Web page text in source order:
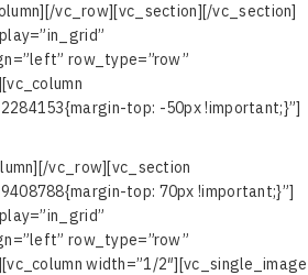
vc_row][vc_section][/vc_section]
row_type=”row”
top: -50px !important;}”]
vc_row][vc_section
top: 70px !important;}”]
row_type=”row”
width=”1/2″][vc_single_image